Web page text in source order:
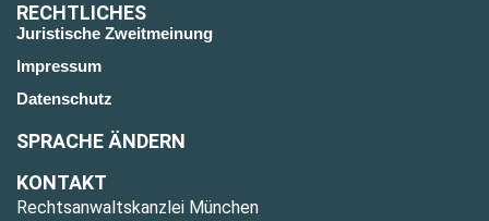
RECHTLICHES
Juristische Zweitmeinung
Impressum
Datenschutz
SPRACHE ÄNDERN
KONTAKT
Rechtsanwaltskanzlei München